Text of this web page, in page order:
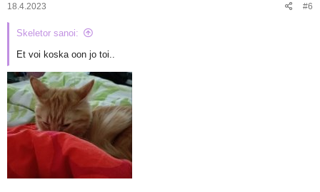
18.4.2023 #6
Skeletor sanoi:
Et voi koska oon jo toi..